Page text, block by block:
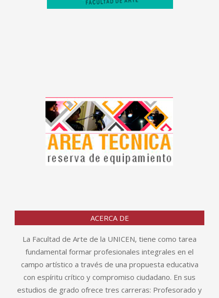
ACERCA DE
La Facultad de Arte de la UNICEN, tiene como tarea
fundamental formar profesionales integrales en el
campo artístico a través de una propuesta educativa
con espíritu crítico y compromiso ciudadano. En sus
estudios de grado ofrece tres carreras: Profesorado y